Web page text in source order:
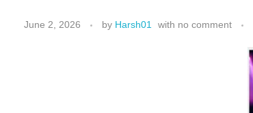
June 2, 2026 by Harsh01 with no comment